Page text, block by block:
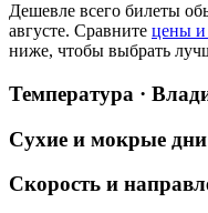
Дешевле всего билеты
августе. Сравните цены и
ниже, чтобы выбрать
Температура ·
Сухие и мокрые дни
Скорость и